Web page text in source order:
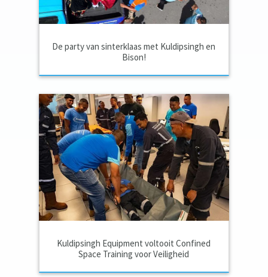
De party van sinterklaas met Kuldipsingh en
Bison!
Kuldipsingh Equipment voltooit Confined
Space Training voor Veiligheid